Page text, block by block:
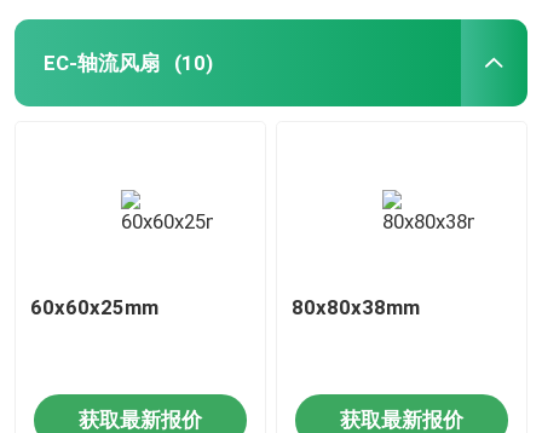
EC-轴流风扇 (10)
60x60x25mm
获取最新报价
80x80x38mm
获取最新报价